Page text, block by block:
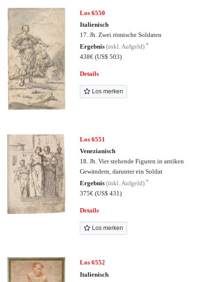
Los 6550
Italienisch
17. Jh. Zwei römische Soldaten
Ergebnis(inkl. Aufgeld)*
438€(US$ 503)
Details
Los merken
Los 6551
Venezianisch
18. Jh. Vier stehende Figuren in antiken
Gewändern, darunter ein Soldat
Ergebnis(inkl. Aufgeld)*
375€(US$ 431)
Details
Los merken
Los 6552
Italienisch